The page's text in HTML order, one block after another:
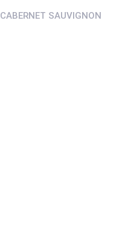
CABERNET SAUVIGNON